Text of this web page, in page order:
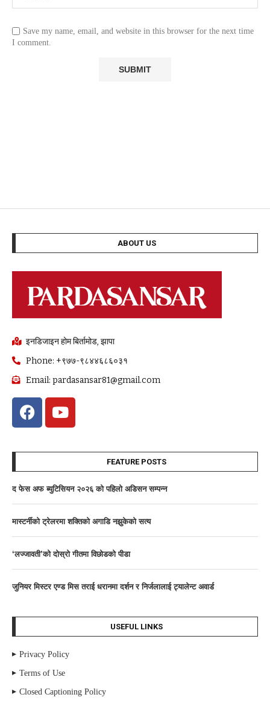
Save my name, email, and website in this browser for the next time
I comment.
ABOUT US
इनडिजाइन होम बिर्तामोड, झापा
Phone: +९७७-९८४४६८६०३१
Email: pardasansar81@gmail.com
FEATURE POSTS
द फेस अफ ब्युटिसियन २०२६ काे पहिलाे अडिसन सम्पन्न
मास्टर्नीकाे ट्रेलरमा शक्तिकाे अगाडि नझुकेकाे सत्य
‘लज्जावती’को दाेस्राे गीतमा विछोडको पीडा
जुनियर मिस्टर एण्ड मिस तराई धरानमा दर्शन र निर्जलालाई ट्यालेन्ट अवार्ड
USEFUL LINKS
Privacy Policy
Terms of Use
Closed Captioning Policy